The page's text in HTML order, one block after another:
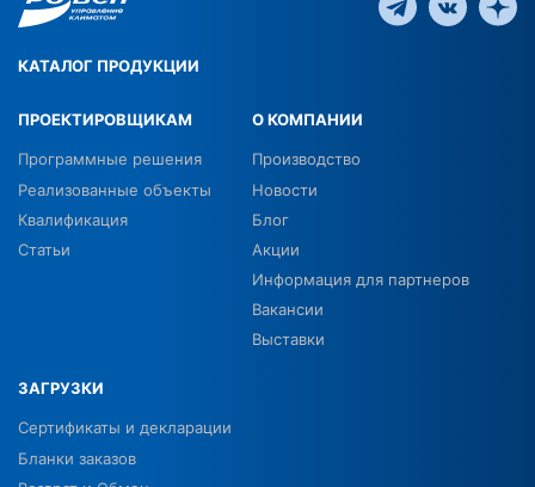
КАТАЛОГ ПРОДУКЦИИ
ПРОЕКТИРОВЩИКАМ
Программные решения
Реализованные объекты
Квалификация
Статьи
О КОМПАНИИ
Производство
Новости
Блог
Акции
Информация для партнеров
Вакансии
Выставки
ЗАГРУЗКИ
Сертификаты и декларации
Бланки заказов